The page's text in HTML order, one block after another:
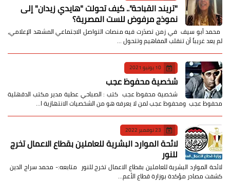
​"تريند القباحة".. كيف تحولت "هايدي زيدان" إلى
نموذج مرفوض للست المصرية؟
​ محمد أبو سيف ​في زمن تصدّرت فيه منصات التواصل الاجتماعي المشهد الإعلامي،
لم يعد غريباً أن تنقلب المفاهيم وتتحول …
10 يونيو 2021
شخصية محفوظ عجب
شخصية محفوظ عجب كتب : الصباحي عطية مدير مكتب الدقهلية
محفوظ عجب ومحفوظ عجب لمن لا يعرفه هو من الشخصيات الانتهازية ا…
23 نوفمبر 2022
لائحة الموارد البشرية للعاملين بقطاع الاعمال تخرج
للنور
لائحة الموارد البشرية للعاملين بقطاع الاعمال تخرج للنور متابعه:- محمد سراج الدين
كشفت مصادر مؤكدة بوزارة قطاع الأعم…